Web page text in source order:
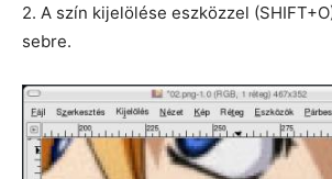
2. A szín kijelölése eszközzel
sebre.